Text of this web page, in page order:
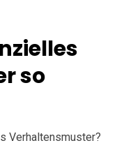
so
Verhaltensmuster?